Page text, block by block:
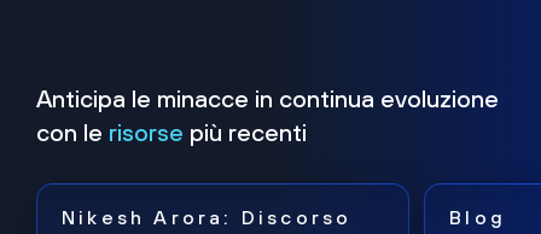
Anticipa le minacce in continua evoluzione
con le risorse più recenti
Nikesh Arora: Discorso
Blog